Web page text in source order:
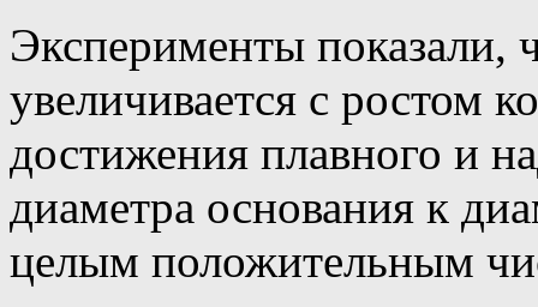
Эксперименты показали,
увеличивается с ростом
достижения плавного и
диаметра основания к
целым положительным